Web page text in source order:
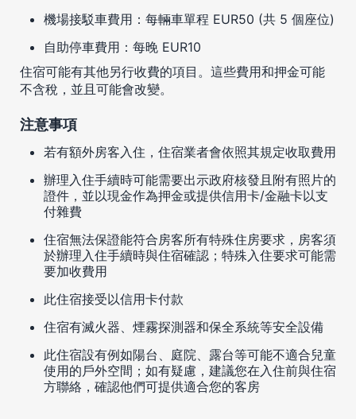
機場接駁車費用：每輛車單程 EUR50 (共 5 個座位)
自助停車費用：每晚 EUR10
住宿可能有其他另行收費的項目。這些費用和押金可能
不含稅，並且可能會改變。
注意事項
若有額外房客入住，住宿業者會依照其規定收取費用
辦理入住手續時可能需要出示政府核發且附有照片的
證件，並以現金作為押金或提供信用卡/金融卡以支
付雜費
住宿無法保證能符合房客所有特殊住房要求，房客須
於辦理入住手續時與住宿確認；特殊入住要求可能需
要加收費用
此住宿接受以信用卡付款
住宿有滅火器、煙霧探測器和保全系統等安全設備
此住宿設有例如陽台、庭院、露台等可能不適合兒童
使用的戶外空間；如有疑慮，建議您在入住前與住宿
方聯絡，確認他們可提供適合您的客房